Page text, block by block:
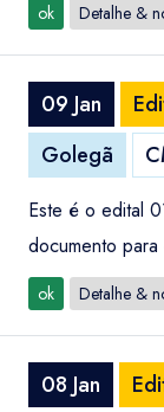
ok Detalhe &
09 Jan
Golegã
Este é o edital
documento
ok Detalhe &
08 Jan